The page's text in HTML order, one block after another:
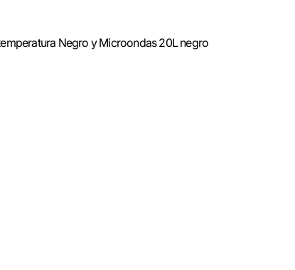
Negro y Microondas 20L negro